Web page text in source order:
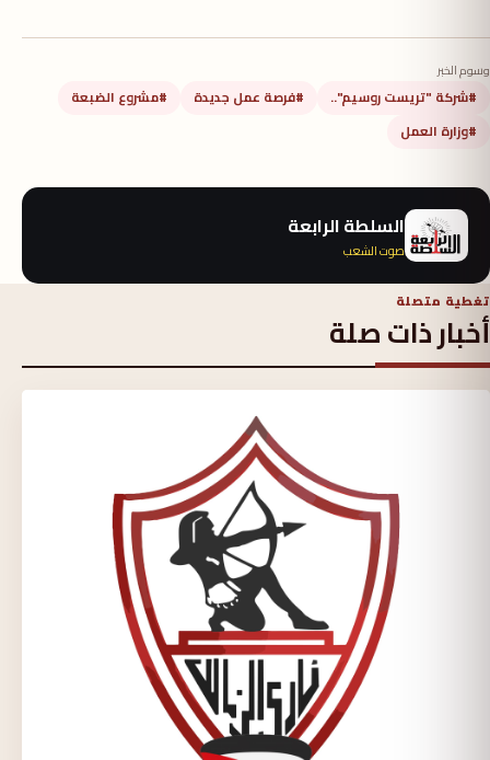
وسوم الخبر
#شركة "تريست روسيم".. #فرصة عمل جديدة
#مشروع الضبعة
#وزارة العمل
السلطة الرابعة
صوت الشعب
تغطية متصلة
أخبار ذات صلة